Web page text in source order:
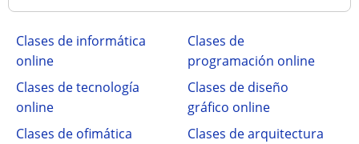
Clases de informática
online
Clases de
programación online
Clases de tecnología
online
Clases de diseño
gráfico online
Clases de ofimática
Clases de arquitectura